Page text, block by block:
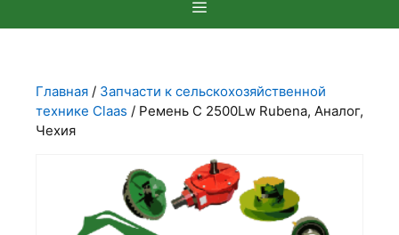
Главная / Запчасти к сельскохозяйственной
технике Claas / Ремень С 2500Lw Rubena, Аналог,
Чехия